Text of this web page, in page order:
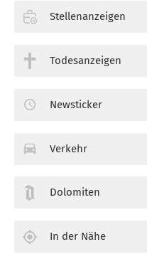
Stellenanzeigen
Todesanzeigen
Newsticker
Verkehr
Dolomiten
In der Nähe